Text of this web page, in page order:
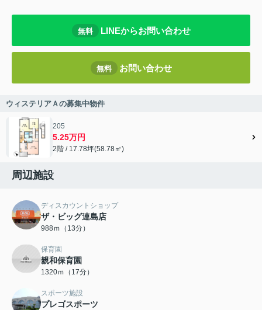
無料 LINEからお問い合わせ
無料 お問い合わせ
ウィステリアＡの募集中物件
205
5.25万円
2階 / 17.78坪(58.78㎡)
周辺施設
ディスカウントショップ
ザ・ビッグ連島店
988ｍ（13分）
保育園
親和保育園
1320ｍ（17分）
スポーツ施設
プレゴスポーツ